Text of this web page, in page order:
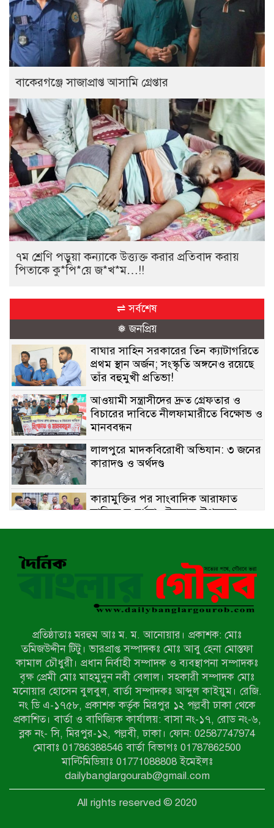
বাকেরগঞ্জে সাজাপ্রাপ্ত আসামি গ্রেপ্তার
৭ম শ্রেণি পড়ুয়া কন্যাকে উত্ত্যক্ত করার প্রতিবাদ করায়
পিতাকে কু*পি*য়ে জ*খ*ম…!!
⇌ সর্বশেষ
❅ জনপ্রিয়
বাঘার সাহিন সরকারের তিন ক্যাটাগরিতে
প্রথম স্থান অর্জন; সংস্কৃতি অঙ্গনেও রয়েছে
তাঁর বহুমুখী প্রতিভা!
আওয়ামী সন্ত্রাসীদের দ্রুত গ্রেফতার ও
বিচারের দাবিতে নীলফামারীতে বিক্ষোভ ও
মানববন্ধন
লালপুরে মাদকবিরোধী অভিযান: ৩ জনের
কারাদণ্ড ও অর্থদণ্ড
কারামুক্তির পর সাংবাদিক আরাফাত
সানিকে সংবর্ধনা, টেকনাফ উপজেলা
প্রেসক্লাবের ফুলেল শুভেচ্ছা
মিয়ানমারের সীমান্তে স্থলমাইন বিস্ফোরণ:
উখিয়ার এক যুবকের পা বিচ্ছিন্ন
৭ম শ্রেণি পড়ুয়া কন্যাকে উত্ত্যক্ত করার
প্রতিবাদ করায় পিতাকে কু*পি*য়ে
জ*খ*ম…!!
জুলাই গণঅভ্যুত্থান দিবস-২০২৬ উপলক্ষে
নীলফামারীতে শহিদদের স্মরণে দোয়া
মাহফিল ও আলোচনা সভা অনুষ্ঠিত
বেলকুচিতে বজ্রপাতে শিক্ষার্থীর মৃত্যু
বেলকুচিতে গণঅভ্যুত্থান দিবসে ইসলামী
আন্দোলনের গণমিছিল ও গণহত্যার
প্রতিষ্ঠাতাঃ মরহুম আঃ ম. ম. আনোয়ার। প্রকাশক: মোঃ
তমিজউদ্দীন টিটু। ভারপ্রাপ্ত সম্পাদকঃ মোঃ আবু হেনা মোস্তফা
কামাল চৌধুরী। প্রধান নির্বাহী সম্পাদক ও ব্যবস্থাপনা সম্পাদকঃ
বৃক্ষ প্রেমী মোঃ মাহমুদুন নবী বেলাল। সহকারী সম্পাদক মোঃ
মনোয়ার হোসেন বুলবুল, বার্তা সম্পাদকঃ আব্দুল কাইয়ুম। রেজি.
নং ডি এ-১৭৫৮, প্রকাশক কর্তৃক মিরপুর ১২ পল্লবী ঢাকা থেকে
প্রকাশিত। বার্তা ও বাণিজ্যিক কার্যালয়: বাসা নং-১৭, রোড নং-৬,
ব্লক নং- সি, মিরপুর-১২, পল্লবী, ঢাকা। ফোন: 02587747974
মোবাঃ 01786388546 বার্তা বিভাগঃ 01787862500
মাল্টিমিডিয়াঃ 01771088808 ইমেইলঃ
dailybanglargourab@gmail.com
All rights reserved © 2020